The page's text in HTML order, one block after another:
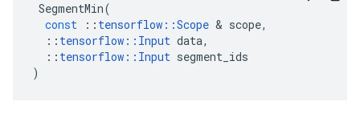
SegmentMin(
const
:: tensorflow ::Scope & scope,
:: tensorflow :: Input data,
:: tensorflow :: Input segment_ids
)